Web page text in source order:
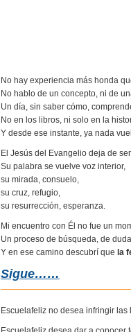
No hay experiencia más honda
No hablo de un concepto, ni de
Un día, sin saber cómo,
No en los libros, ni solo en la
Y desde ese instante, ya nada
El Jesús del Evangelio deja de
Su palabra se vuelve voz interior,
su mirada, consuelo,
su cruz, refugio,
su resurrección, esperanza.
Mi encuentro con Él no fue un
Un proceso de búsqueda, de
Y en ese camino descubrí que la
Sigue……
Escuelafeliz no desea infringir